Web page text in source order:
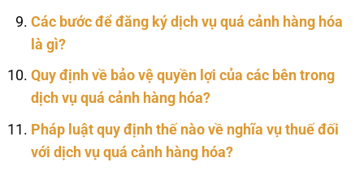
Các bước để đăng ký dịch vụ quá cảnh hàng hóa
là gì?
Quy định về bảo vệ quyền lợi của các bên trong
dịch vụ quá cảnh hàng hóa?
Pháp luật quy định thế nào về nghĩa vụ thuế đối
với dịch vụ quá cảnh hàng hóa?